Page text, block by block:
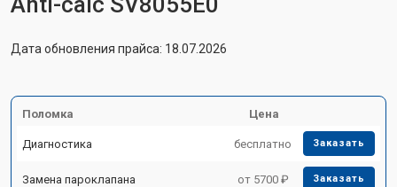
Дата обновления прайса: 18.07.2026
Поломка Цена
Диагностика бесплатно Заказать
Замена пароклапана от 5700 ₽ Заказать